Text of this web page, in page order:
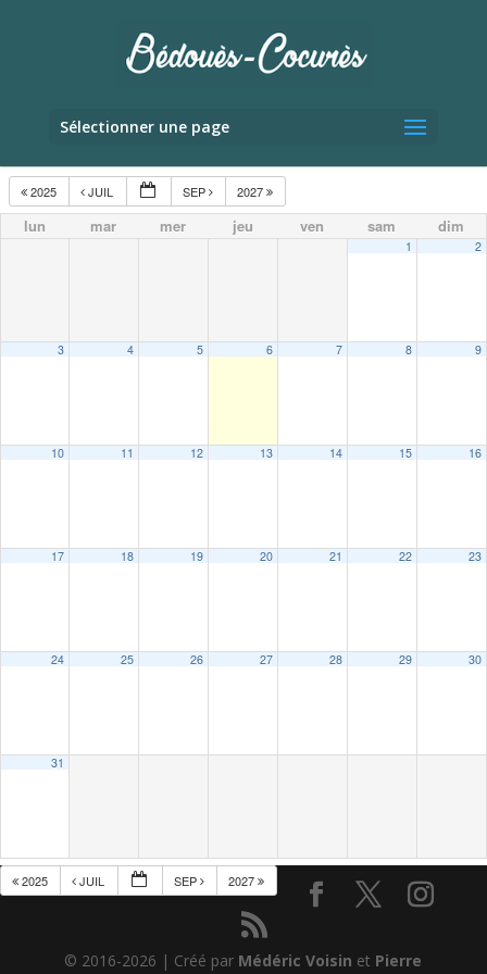
Sélectionner une page
2025 JUIL SEP 2027
lun mar mer jeu ven sam dim
1 2
3 4 5 6 7 8 9
10 11 12 13 14 15 16
17 18 19 20 21 22 23
24 25 26 27 28 29 30
31
2025 JUIL SEP 2027
© 2016-2026 | Créé par Médéric Voisin et Pierre